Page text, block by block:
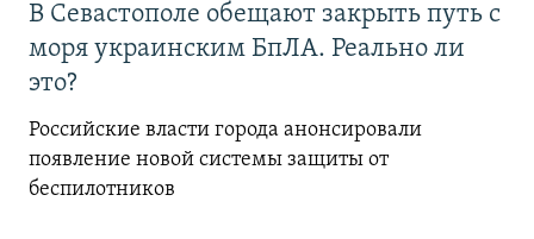
В Севастополе обещают закрыть путь с
моря украинским БпЛА. Реально ли
это?
Российские власти города анонсировали
появление новой системы защиты от
беспилотников